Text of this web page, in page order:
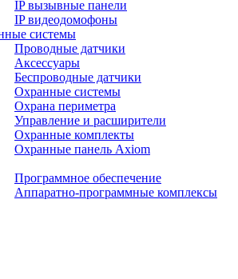
IP вызывные панели
IP видеодомофоны
системы
Проводные датчики
Аксессуары
Беспроводные датчики
Охранные системы
Охрана периметра
Управление и расширители
Охранные комплекты
Охранные панель Axiom
Программное обеспечение
Аппаратно-программные комплексы